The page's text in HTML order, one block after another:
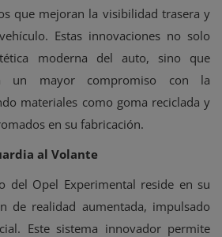
que mejoran la visibilidad trasera y
Estas innovaciones no solo
moderna del auto, sino que
un mayor compromiso con la
materiales como goma reciclada y
en su fabricación.
al Volante
del Opel Experimental reside en su
de realidad aumentada, impulsado
Este sistema innovador permite